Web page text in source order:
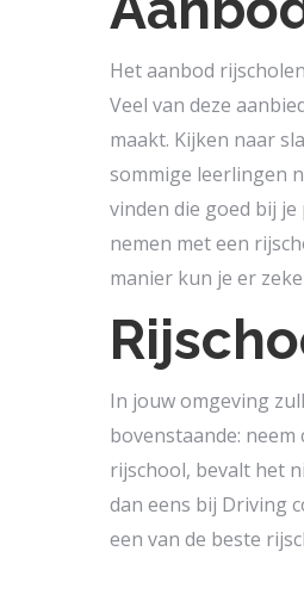
Het aanbod
Veel van deze
maakt. Kijken naar
sommige leerlingen
vinden die goed bij
nemen met een
manier kun je er
In jouw omgeving
bovenstaande:
rijschool, bevalt het
dan eens bij Driving
een van de beste